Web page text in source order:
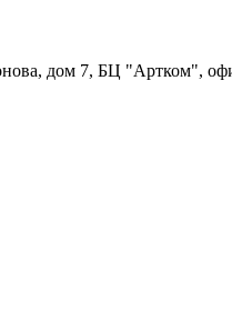
дом 7, БЦ "Артком",